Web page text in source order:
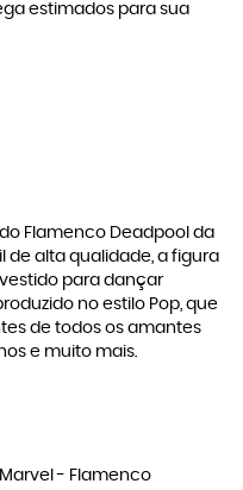
estimados para sua
Flamenco Deadpool da
de alta qualidade, a figura
para dançar
no estilo Pop, que
de todos os amantes
e muito mais.
- Flamenco